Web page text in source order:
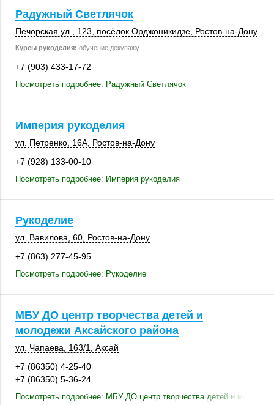
Радужный Светлячок
Печорская ул. 123 , посёлок Орджоникидзе, Ростов-на-Дону
Курсы рукоделия: обучение декупажу
+7 (903) 433-17-72
Посмотреть подробнее: Радужный Светлячок
Империя рукоделия
ул. Петренко 16А Ростов-на-Дону
+7 (928) 133-00-10
Посмотреть подробнее: Империя рукоделия
Рукоделие
ул. Вавилова, 60 Ростов-на-Дону
+7 (863) 277-45-95
Посмотреть подробнее: Рукоделие
МБУ ДО центр творчества детей и
молодежи Аксайского района
ул. Чапаева 163/1
Аксай
+7 (86350) 4-25-40
+7 (86350) 5-36-24
Посмотреть подробнее: МБУ ДО центр творчества детей и